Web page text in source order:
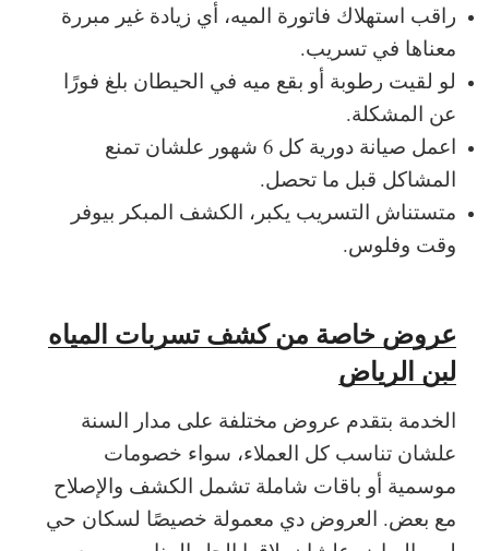
راقب استهلاك فاتورة الميه، أي زيادة غير مبررة
معناها في تسريب.
لو لقيت رطوبة أو بقع ميه في الحيطان بلغ فورًا
عن المشكلة.
اعمل صيانة دورية كل 6 شهور علشان تمنع
المشاكل قبل ما تحصل.
متستناش التسريب يكبر، الكشف المبكر بيوفر
وقت وفلوس.
عروض خاصة من كشف تسربات المياه
لبن الرياض
الخدمة بتقدم عروض مختلفة على مدار السنة
علشان تناسب كل العملاء، سواء خصومات
موسمية أو باقات شاملة تشمل الكشف والإصلاح
مع بعض. العروض دي معمولة خصيصًا لسكان حي